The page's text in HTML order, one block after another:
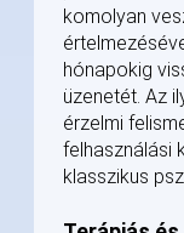
komolyan
hónapokig
üzenetét. Az
érzelmi
felhasználási
klasszikus